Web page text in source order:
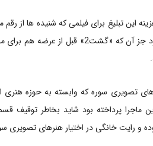
این تبلیغ برای فیلمی که شنیده ها از
و این معنایی ندارد جز آن که
تصویری سوره که وابسته به حوزه هنری
ماجرا پرداخته بود شاید بخاطر
و رایت خانگی در اختیار هنرهای تصویری